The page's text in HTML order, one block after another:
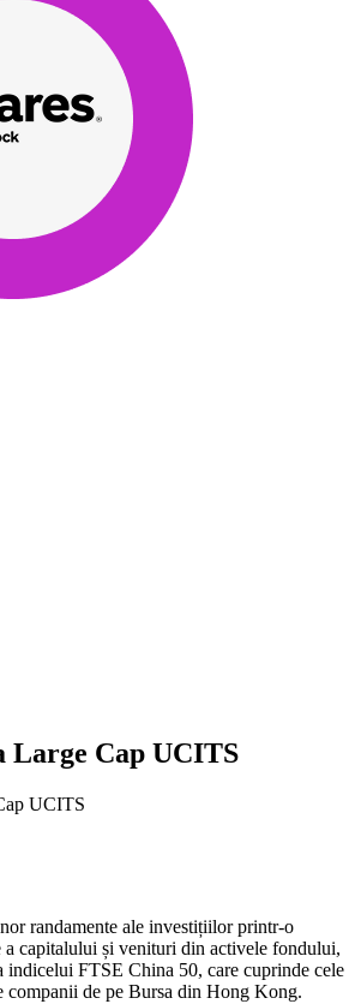
Large Cap UCITS
UCITS
randamente ale investițiilor printr-o
a capitalului și venituri din activele fondului,
indicelui FTSE China 50, care cuprinde cele
companii de pe Bursa din Hong Kong.